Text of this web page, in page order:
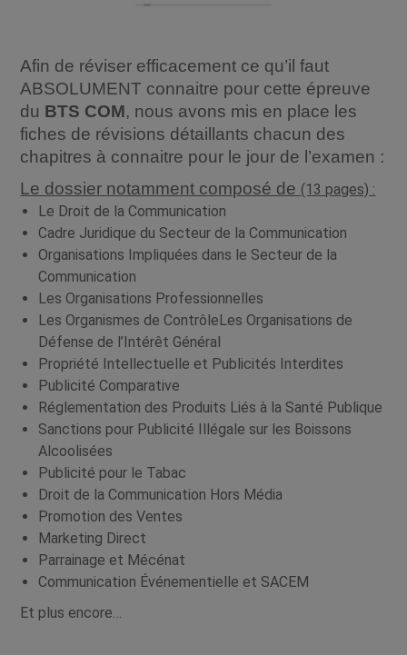
Afin de réviser efficacement ce qu’il faut
ABSOLUMENT connaitre pour cette épreuve
du BTS COM, nous avons mis en place les
fiches de révisions détaillants chacun des
chapitres à connaitre pour le jour de l’examen :
Le dossier notamment composé de (13 pages) :
Le Droit de la Communication
Cadre Juridique du Secteur de la Communication
Organisations Impliquées dans le Secteur de la
Communication
Les Organisations Professionnelles
Les Organismes de ContrôleLes Organisations de
Défense de l’Intérêt Général
Propriété Intellectuelle et Publicités Interdites
Publicité Comparative
Réglementation des Produits Liés à la Santé Publique
Sanctions pour Publicité Illégale sur les Boissons
Alcoolisées
Publicité pour le Tabac
Droit de la Communication Hors Média
Promotion des Ventes
Marketing Direct
Parrainage et Mécénat
Communication Événementielle et SACEM
Et plus encore…